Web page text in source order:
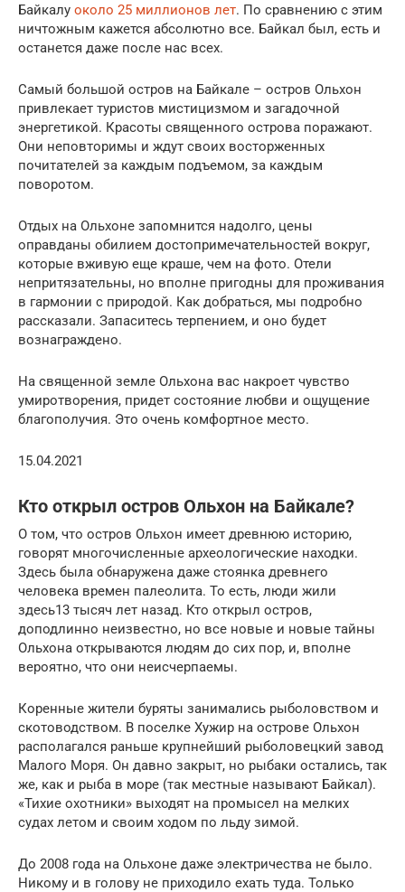
Байкалу около 25 миллионов лет. По сравнению с этим
ничтожным кажется абсолютно все. Байкал был, есть и
останется даже после нас всех.
Самый большой остров на Байкале – остров Ольхон
привлекает туристов мистицизмом и загадочной
энергетикой. Красоты священного острова поражают.
Они неповторимы и ждут своих восторженных
почитателей за каждым подъемом, за каждым
поворотом.
Отдых на Ольхоне запомнится надолго, цены
оправданы обилием достопримечательностей вокруг,
которые вживую еще краше, чем на фото. Отели
непритязательны, но вполне пригодны для проживания
в гармонии с природой. Как добраться, мы подробно
рассказали. Запаситесь терпением, и оно будет
вознаграждено.
На священной земле Ольхона вас накроет чувство
умиротворения, придет состояние любви и ощущение
благополучия. Это очень комфортное место.
15.04.2021
Кто открыл остров Ольхон на Байкале?
О том, что остров Ольхон имеет древнюю историю,
говорят многочисленные археологические находки.
Здесь была обнаружена даже стоянка древнего
человека времен палеолита. То есть, люди жили
здесь13 тысяч лет назад. Кто открыл остров,
доподлинно неизвестно, но все новые и новые тайны
Ольхона открываются людям до сих пор, и, вполне
вероятно, что они неисчерпаемы.
Коренные жители буряты занимались рыболовством и
скотоводством. В поселке Хужир на острове Ольхон
располагался раньше крупнейший рыболовецкий завод
Малого Моря. Он давно закрыт, но рыбаки остались, так
же, как и рыба в море (так местные называют Байкал).
«Тихие охотники» выходят на промысел на мелких
судах летом и своим ходом по льду зимой.
До 2008 года на Ольхоне даже электричества не было.
Никому и в голову не приходило ехать туда. Только